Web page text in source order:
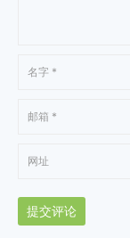
提交评论